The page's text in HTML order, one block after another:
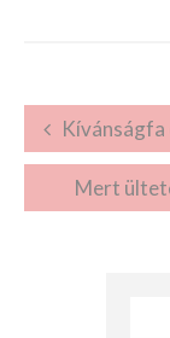
Post
Kívánságfa egy
Mert